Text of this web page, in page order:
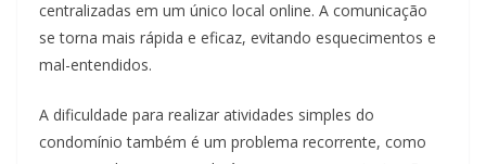
centralizadas em um único local online. A comunicação
se torna mais rápida e eficaz, evitando esquecimentos e
mal-entendidos.
A dificuldade para realizar atividades simples do
condomínio também é um problema recorrente, como